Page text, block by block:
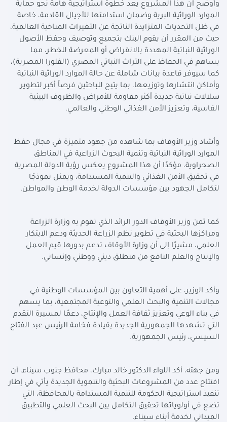
وأوضح أن هذا المشروع يعد خطوة استراتيجية هامة نحو حماية
الموارد الوراثية البرية وضمان استدامتها للأجيال القادمة، خاصة
في ظل التحديات المتزايدة الناتجة عن التغيرات المناخية العالمية،
حيث من المقرر أن يقوم البنك بتجميع وتوصيف وحفظ الأصول
الوراثية النباتية المهددة بالانقراض أو المعرضة للخطر، مما
يساهم في الحفاظ على التراث النباتي المصري (الفلورا المصرية)،
كما سيوفر قاعدة بيانات شاملة عن حالة الموارد الوراثية النباتية
وأماكن انتشارها وتوزيعها، بما يتيح للباحثين فرصاً أكبر لتطوير
سلالات نباتية جديدة أكثر مقاومة للأمراض والظروف البيئية
القاسية، وتعزيز الأمن الغذائي الوطني والعالمي.
وأشاد وزير الأوقاف بما شاهده من جهود متميزة في مجال حفظ
الموارد الوراثية النباتية وتنمية البحوث الزراعية في المناطق
الصحراوية، مؤكدًا أن هذا المشروع يعكس رؤية الدولة المصرية
في تحقيق الأمن الغذائي والتنمية المستدامة، ويمثل نموذجًا
لتكامل الجهود بين مؤسسات الدولة لخدمة الوطن والمواطن.
كما ثمن وزير الأوقاف الدور الرائد الذي تقوم به وزارة الزراعة
ومراكزها البحثية في تطوير نظم الزراعة الحديثة ودعم الابتكار
العلمي، مشيرًا إلى أن وزارة الأوقاف تدعم بدورها قيم العمل
والإنتاج والعلم النافع من منطلق ديني ووطني وإنساني.
وأكد الوزير، على أهمية التعاون بين المؤسسات الوطنية في
مجالات التنمية والبحث العلمي والتوعية المجتمعية، بما يسهم
في بناء الوعي وتعزيز ثقافة العمل والإنتاج، دعمًا لمسيرة التقدم
التي تشهدها الجمهورية الجديدة بقيادة فخامة الرئيس عبد الفتاح
السيسي، رئيس الجمهورية.
ومن جهته، أكد اللواء الدكتور خالد مبارك، محافظ جنوب سيناء، أن
افتتاح عدد من المشروعات البحثية والتنموية الجديدة يأتي في إطار
تنفيذ استراتيجية الحكومة للتنمية المستدامة بالمحافظة، التي
تضع في أولوياتها تحقيق التكامل بين البحث العلمي والتطبيق
الميداني لخدمة أبناء سيناء.